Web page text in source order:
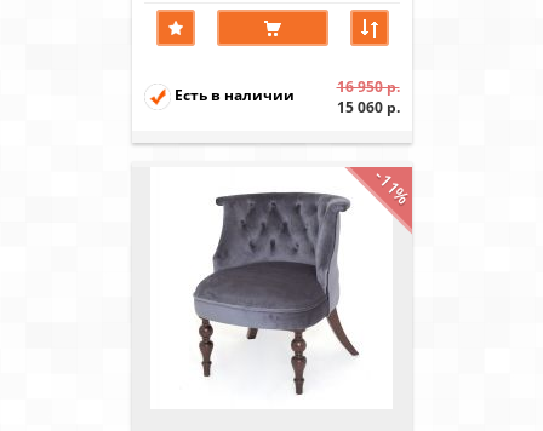
Есть в наличии
16 950 р.
15 060 р.
-11%